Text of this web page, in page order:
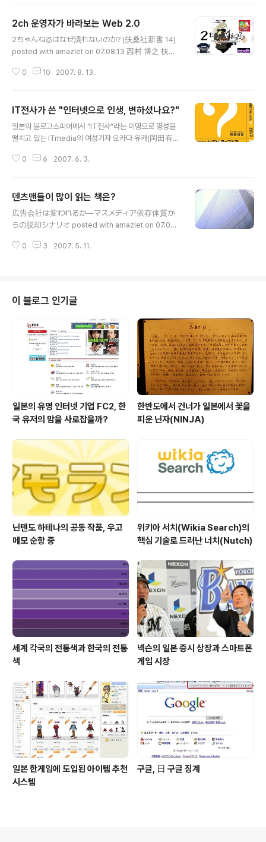
일본어로 출판되어, 일본의 대표적인 블로거이자 경제학자
인 이케다 노부오씨가 블로그에서 소개하자 많은 이들이
읽고 감상을 적고 있으며, 개인적으로도 관심 있는 두 회사
ムスン) 이 책은 성공한 기업의 성과를 보고 그 기업의 전
2ch 운영자가 바라보는 Web 2.0
2ちゃんねるはなぜ潰れないのか? (扶桑社新書 14)
posted with amazlet on 07.08.13 西村 博之 扶桑
め度の平均: 著者の考えが良く伝わる 軽快な語り
로유키(博之)씨가 자신이 쓴 책에서 책 제목과 관련해 먼
저"2ch은 왜 부서지지(폐쇄되지) 않을까?"에 대한 개인적
인 견해를 밝혔다. 우선 금전적으로 운영할 수 있는 수익이
가능하다는 점이다. 두 번째로 사회적으로 2ch를 문제시
0 10 2007. 8. 13.
IT전사가 쓴 "인터넷으로 인생, 변하셨나요?"
일본의 블로고스피어에서 "IT전사"라는 이명으로 명성을
떨치고 있는 ITmedia의 여성기자 오카다 유카(岡田有
여 "인터넷으로 인생, 변하셨나요?(ネットで人生、変わ
07.06.03 岡田 有花 ITmedia News ソフトバンク
クリエイティブ (2007/06/01) 売り上げランキング:
326 Amazon.co.jp で詳細を見る 한국의 올블로그나
비율이 높다는 것을 쉽게 알수 있는데, 그것은 일본 특히 하
0 6 2007. 6. 3.
덴츠맨들이 많이 읽는 책은?
広告会社は変われるか―マスメディア依存体質か
らの脱却シナリオ posted with amazlet on 07.05.1
ランキング: 2379 おすすめ度の平均: 電通のレベル
Amazon.co.jp で詳細を見る 덴츠 관련해서 열심히 글
을 올려서 그런지 구글코리아에서 "덴츠"를 치면 두번째에
이 블로그가 소개되고 있다. 오늘 신바시(新橋)시오도메
(汐留)에 있는 덴츠 본사에 갈일이 있어서 지하 1층에 있는
서점에 들리니 빠알간 표지의 책이 눈에 들어 왔다. 광고회
사 본사 건물이 서점답게 광고관련 책이 잘 팔리는가 보다
하는 생각을 하며 들여다..
0 3 2007. 5. 11.
이 블로그 인기글
일본의 유명 인터넷 기업 FC2, 한
국 유저의 맘을 사로잡을까?
한반도에서 건너가 일본에서 꽃을
피운 닌자(NINJA)
닌텐도 하테나의 공동 작품, 우고
메모 순항 중
위키아 서치(Wikia Search)의
핵심 기술로 드러난 너치(Nutch)
세계 각국의 전통색과 한국의 전통
색
넥슨의 일본 증시 상장과 스마트폰
게임 시장
일본 한게임에 도입된 아이템 추천
시스템
구글, 日 구글 징계